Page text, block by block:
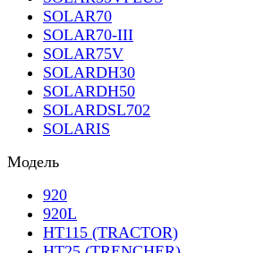
SOLAR70
SOLAR70-III
SOLAR75V
SOLARDH30
SOLARDH50
SOLARDSL702
SOLARIS
Модель
920
920L
HT115 (TRACTOR)